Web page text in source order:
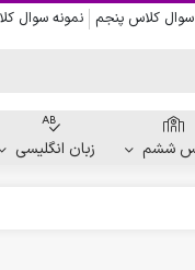
سوال کلاس پنجم نمونه سوال
ششم زبان انگلیسی